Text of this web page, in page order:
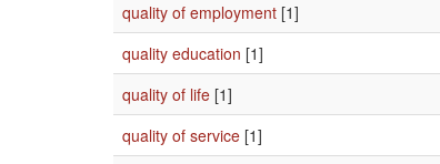
quality of employment [1]
quality education [1]
quality of life [1]
quality of service [1]